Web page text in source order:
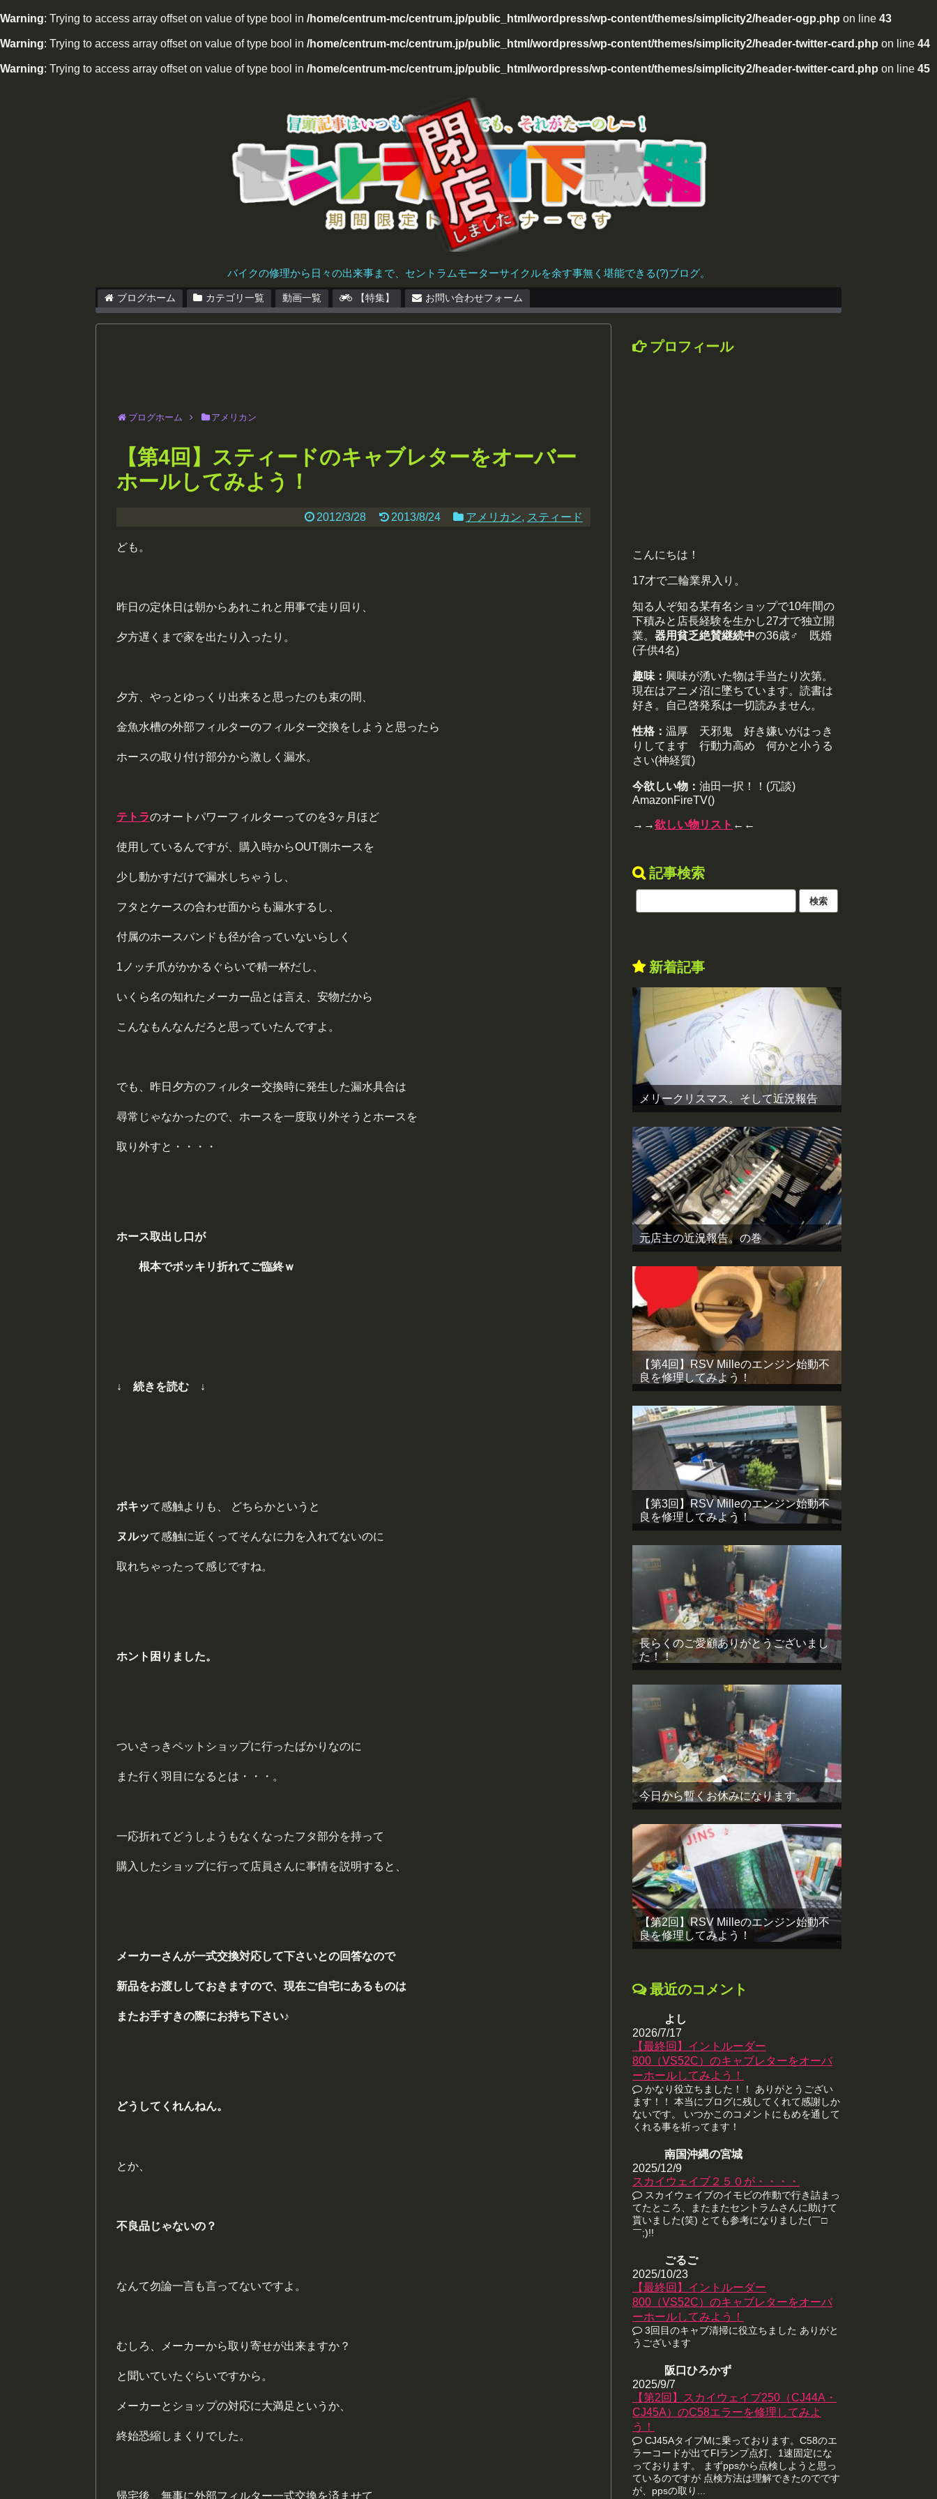
Warning: Trying to access array offset on value of type bool in /home/centrum-mc/centrum.jp/public_html/wordpress/wp-content/themes/simplicity2/header-ogp.php on line 43
Warning: Trying to access array offset on value of type bool in /home/centrum-mc/centrum.jp/public_html/wordpress/wp-content/themes/simplicity2/header-twitter-card.php on line 44
Warning: Trying to access array offset on value of type bool in /home/centrum-mc/centrum.jp/public_html/wordpress/wp-content/themes/simplicity2/header-twitter-card.php on line 45
バイクの修理から日々の出来事まで、セントラムモーターサイクルを余す事無く堪能できる(?)ブログ。
ブログホーム カテゴリ一覧 動画一覧 【特集】 お問い合わせフォーム
ブログホーム アメリカン
【第4回】スティードのキャブレターをオーバー
ホールしてみよう！
2012/3/28 2013/8/24 アメリカン, スティード
ども。
昨日の定休日は朝からあれこれと用事で走り回り、
夕方遅くまで家を出たり入ったり。
夕方、やっとゆっくり出来ると思ったのも束の間、
金魚水槽の外部フィルターのフィルター交換をしようと思ったら
ホースの取り付け部分から激しく漏水。
テトラのオートパワーフィルターってのを3ヶ月ほど
使用しているんですが、購入時からOUT側ホースを
少し動かすだけで漏水しちゃうし、
フタとケースの合わせ面からも漏水するし、
付属のホースバンドも径が合っていないらしく
1ノッチ爪がかかるぐらいで精一杯だし、
いくら名の知れたメーカー品とは言え、安物だから
こんなもんなんだろと思っていたんですよ。
でも、昨日夕方のフィルター交換時に発生した漏水具合は
尋常じゃなかったので、ホースを一度取り外そうとホースを
取り外すと・・・・
ホース取出し口が
根本でポッキリ折れてご臨終ｗ
↓ 続きを読む ↓
ポキッて感触よりも、 どちらかというと
ヌルッて感触に近くってそんなに力を入れてないのに
取れちゃったって感じですね。
ホント 困 りました。
ついさっきペットショップに行ったばかりなのに
また行く羽目になるとは・・・。
一応折れてどうしようもなくなったフタ部分を持って
購入したショップに行って店員さんに事情を説明すると、
メーカーさんが一式交換対応して下さいとの回答なので
新品をお渡ししておきますので、現在ご自宅にあるものは
またお手すきの際にお持ち下さい♪
どうしてくれんねん。
とか、
不良品じゃないの？
なんて勿論一言も言ってないですよ。
むしろ、メーカーから取り寄せが出来ますか？
と聞いていたぐらいですから。
メーカーとショップの対応に大満足というか、
終始恐縮しまくりでした。
帰宅後、無事に外部フィルター一式交換を済ませて
プロフィール
こんにちは！
17才で二輪業界入り。
知る人ぞ知る某有名ショップで10年間の
下積みと店長経験を生かし27才で独立開
業。 器用貧乏絶賛継続中の36歳♂ 既婚
(子供4名)
趣味： 興味が湧いた物は手当たり次第。
現在はアニメ沼に墜ちています。読書は
好き。自己啓発系は一切読みません。
性格： 温厚 天邪鬼 好き嫌いがはっき
りしてます 行動力高め 何かと小うる
さい(神経質)
今欲しい物： 油田一択！！(冗談)
AmazonFireTV()
→→欲しい物リスト ←←
記事検索
新着記事
メリークリスマス。そして近況報告
元店主の近況報告。の巻
【第4回】RSV Milleのエンジン始動不
良を修理してみよう！
【第3回】RSV Milleのエンジン始動不
良を修理してみよう！
長らくのご愛顧ありがとうございまし
た！！
今日から暫くお休みになります。
【第2回】RSV Milleのエンジン始動不
良を修理してみよう！
最近のコメント
よし
2026/7/17
【最終回】イントルーダー
800（VS52C）のキャブレターをオーバ
ーホールしてみよう！
かなり役立ちました！！ ありがとうござい
ます！！ 本当にブログに残してくれて感謝しか
ないです。 いつかこのコメントにもめを通して
くれる事を祈ってます！
南国沖縄の宮城
2025/12/9
スカイウェイブ２５０が・・・・
スカイウェイブのイモビの作動で行き詰まっ
てたところ、またまたセントラムさんに助けて
貰いました(笑) とても参考になりました(￣□
￣;)!!
ごるご
2025/10/23
【最終回】イントルーダー
800（VS52C）のキャブレターをオーバ
ーホールしてみよう！
3回目のキャブ清掃に役立ちました ありがと
うございます
阪口ひろかず
2025/9/7
【第2回】スカイウェイブ250（CJ44A・
CJ45A）のC58エラーを修理してみよ
う！
CJ45AタイプMに乗っております。C58のエ
ラーコードが出てFIランプ点灯、1速固定にな
っております。 まずppsから点検しようと思っ
ているのですが 点検方法は理解できたのでです
が、ppsの取り...